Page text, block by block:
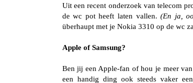
Uit een recent onderzoek van telecom
de wc pot heeft laten vallen.(En ja,
überhaupt met je Nokia 3310 op de wc
Apple of Samsung?
Ben jij een Apple-fan of hou je meer
een handig ding ook steeds vaker